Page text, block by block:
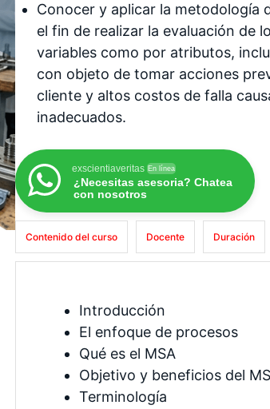
Conocer y aplicar la metodología
el fin de realizar la evaluación de
variables como por atributos,
con objeto de tomar acciones
cliente y altos costos de falla
inadecuados.
exscientiaveritas En línea
¿Necesitas asesoria? Chatea
con nosotros
Contenido del curso Docente Duración
Introducción
El enfoque de procesos
Qué es el MSA
Objetivo y beneficios del
Terminología